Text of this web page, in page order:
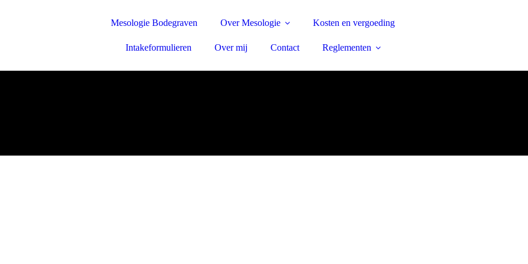
Mesologie Bodegraven Over Mesologie Kosten en vergoeding
Intakeformulieren Over mij Contact Reglementen